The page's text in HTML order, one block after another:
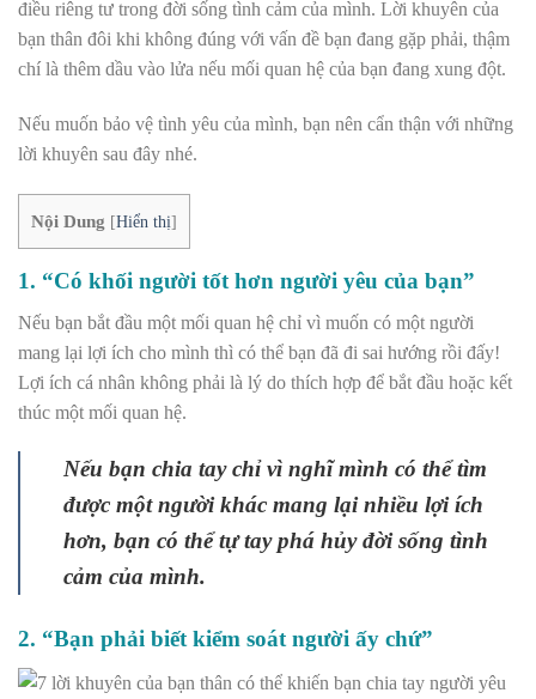
điều riêng tư trong đời sống tình cảm của mình. Lời khuyên của
bạn thân đôi khi không đúng với vấn đề bạn đang gặp phải, thậm
chí là thêm dầu vào lửa nếu mối quan hệ của bạn đang xung đột.
Nếu muốn bảo vệ tình yêu của mình, bạn nên cẩn thận với những
lời khuyên sau đây nhé.
Nội Dung [Hiển thị]
1. “Có khối người tốt hơn người yêu của bạn”
Nếu bạn bắt đầu một mối quan hệ chỉ vì muốn có một người
mang lại lợi ích cho mình thì có thể bạn đã đi sai hướng rồi đấy!
Lợi ích cá nhân không phải là lý do thích hợp để bắt đầu hoặc kết
thúc một mối quan hệ.
Nếu bạn chia tay chỉ vì nghĩ mình có thể tìm
được một người khác mang lại nhiều lợi ích
hơn, bạn có thể tự tay phá hủy đời sống tình
cảm của mình.
2. “Bạn phải biết kiểm soát người ấy chứ”